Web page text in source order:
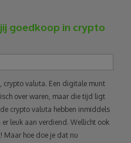
goedkoop in crypto
crypto valuta. Een digitale munt
over waren, maar die tijd ligt
crypto valuta hebben inmiddels
er leuk aan verdiend. Wellicht ook
Maar hoe doe je dat nu